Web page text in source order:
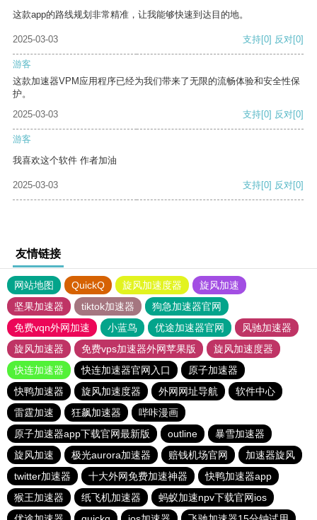
这款app的路线规划非常精准，让我能够快速到达目的地。
2025-03-03 支持[0] 反对[0]
游客
这款加速器VPM应用程序已经为我们带来了无限的流畅体验和安全性保
护。
2025-03-03
支持[0] 反对[0]
游客
我喜欢这个软件 作者加油
2025-03-03 支持[0] 反对[0]
友情链接
网站地图 QuickQ 旋风加速度器
旋风加速
坚果加速器
tiktok加速器
狗急加速器官网
免费vqn外网加速
小蓝鸟 优途加速器官网
风驰加速器
旋风加速器
免费vps加速器外网苹果版
旋风加速度器
快连加速器
快连加速器官网入口
原子加速器
快鸭加速器
旋风加速度器 外网网址导航
软件中心
雷霆加速
狂飙加速器
哔咔漫画
原子加速器app下载官网最新版
outline
暴雪加速器
旋风加速
极光aurora加速器 赔钱机场官网
加速器旋风
twitter加速器
十大外网免费加速神器
快鸭加速器app
猴王加速器
纸飞机加速器
蚂蚁加速npv下载官网ios